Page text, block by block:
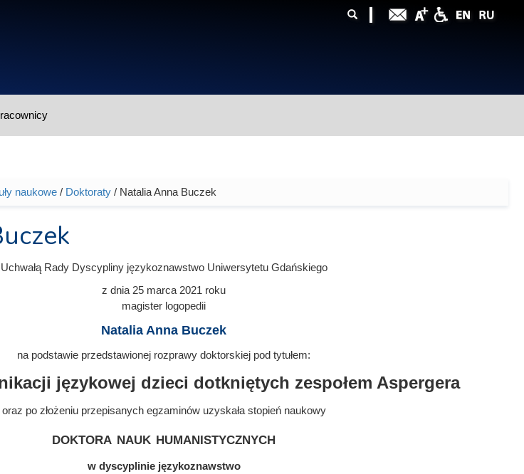
naukowe/ Doktoraty/ Natalia Anna Buczek
Uchwałą Rady Dyscypliny językoznawstwo Uniwersytetu Gdańskiego
z dnia 25 marca 2021 roku
magister logopedii
Natalia Anna Buczek
na podstawie przedstawionej rozprawy doktorskiej pod tytułem:
językowej dzieci dotkniętych zespołem Aspergera
oraz po złożeniu przepisanych egzaminów uzyskała stopień naukowy
doktora nauk humanistycznych
w dyscyplinie językoznawstwo